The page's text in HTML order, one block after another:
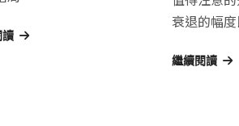
讀
衰退的幅
繼續閱讀